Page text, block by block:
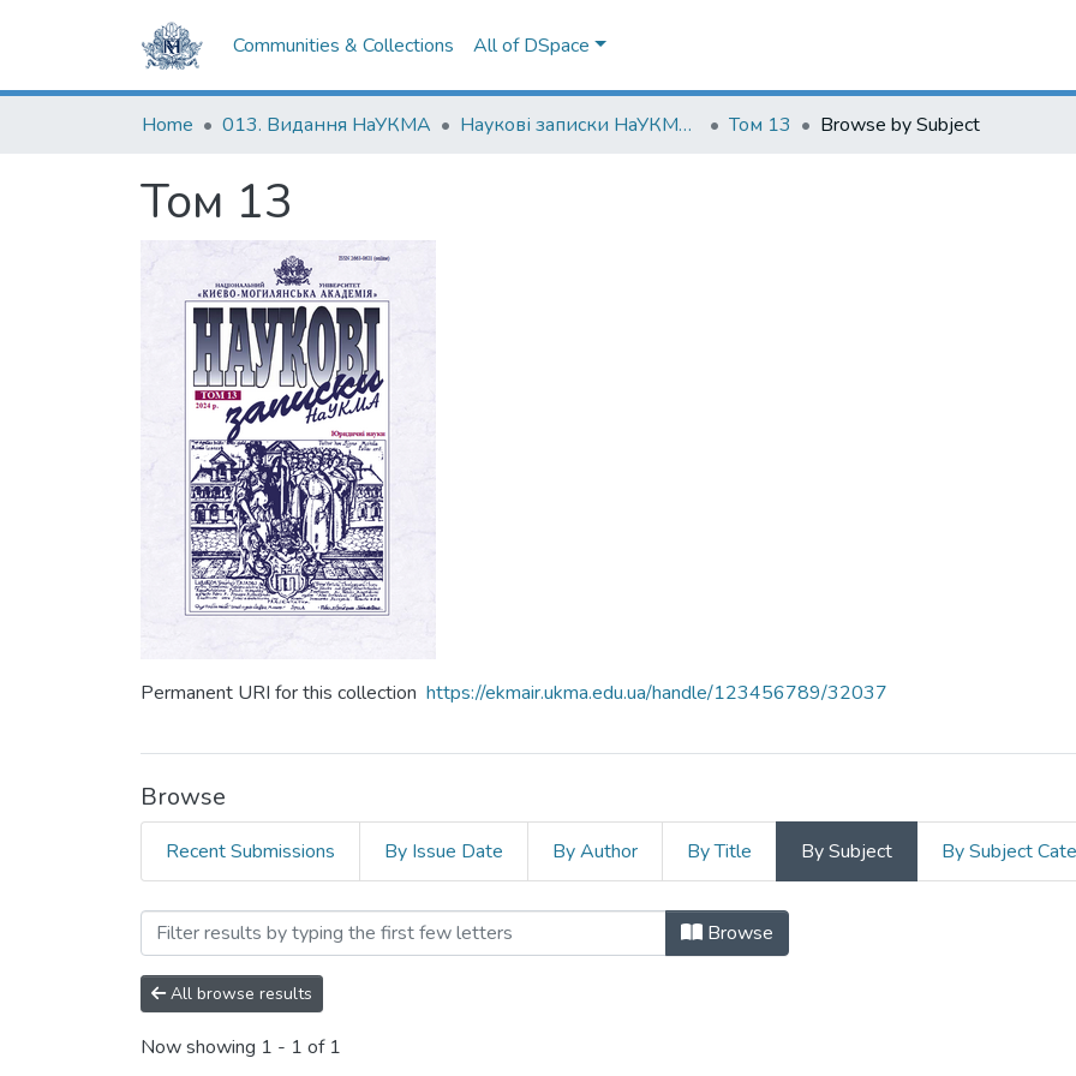
Communities & Collections All of DSpace
Home 013. Видання НаУКМА Наукові записки НаУКМА. Юридичні науки Том 13 Browse by Subject
Том 13
Permanent URI for this collection https://ekmair.ukma.edu.ua/handle/123456789/32037
Browse
Recent Submissions By Issue Date By Author By Title By Subject By Subject
Browsing Том 13 by Subject "candidate state"
Browse
All browse results
Now showing 1 - 1 of 1